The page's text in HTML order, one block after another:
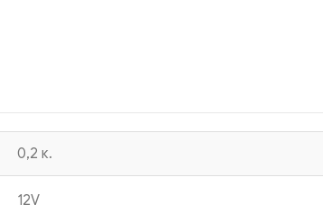
0,2 κ.
12V